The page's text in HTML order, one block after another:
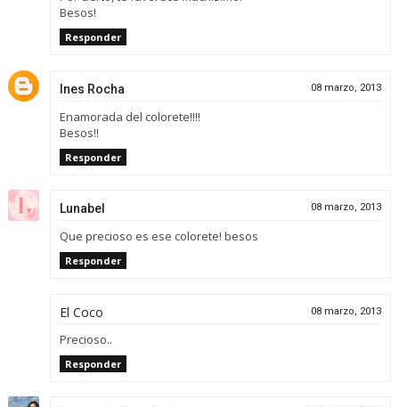
Besos!
Responder
Ines Rocha 08 marzo, 2013
Enamorada del colorete!!!!
Besos!!
Responder
Lunabel 08 marzo, 2013
Que precioso es ese colorete! besos
Responder
El Coco 08 marzo, 2013
Precioso..
Responder